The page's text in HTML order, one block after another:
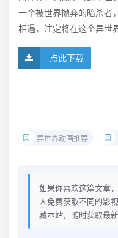
一个被世界抛弃的暗杀者
相遇，注定将在这个异世
点此下载
异世界动画推荐
如果你喜欢这篇文章
人免费获取不同的影
藏本站，随时获取最